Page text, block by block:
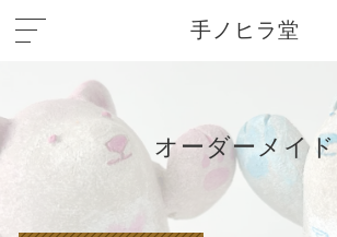
手ノヒラ堂
オーダーメイド